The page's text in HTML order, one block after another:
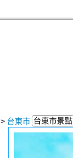
> 台東市 台東市景點